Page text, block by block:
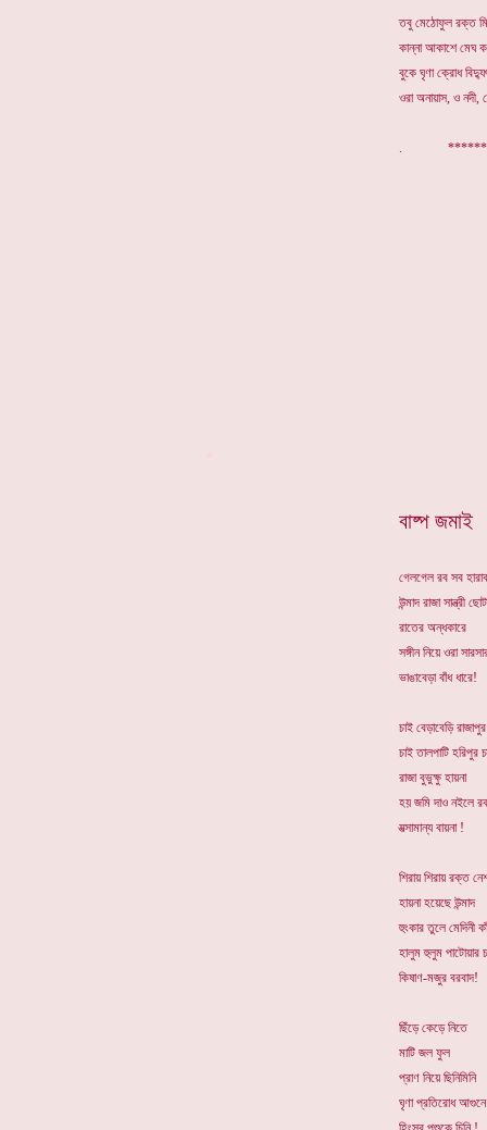
তবু মেঠোফুল রক্ত
কান্না আকাশে মেঘ
বুকে ঘৃণা ক্রোধ
ওরা অনায়াস, ও
.
বাষ্প জমাই
গেলগেল রব সব
উন্মাদ রাজা সান্ত্রী
রাতের অন্ধকারে
সঙ্গীন নিয়ে ওরা
ভাঙাবেড়া বাঁধ ধারে!
চাই বেড়াবেড়ি
চাই তালপাটি হরিপুর
রাজা বুভুক্ষু হায়না
হয় জমি দাও নইলে
যত্সামান্য বায়না !
শিরায় শিরায় রক্ত
হায়না হয়েছে উন্মাদ
হুংকার তুলে মেদিনী
হালুম হুলুম পাটোয়ার
কিষাণ-মজুর বরবাদ!
ছিঁড়ে কেড়ে নিতে
মাটি জল ফুল
প্রাণ নিয়ে ছিনিমিনি
ঘৃণা প্রতিরোধ